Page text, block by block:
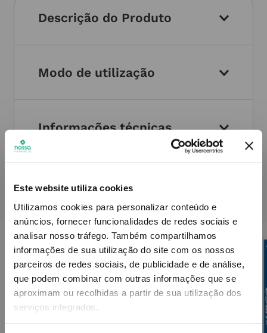
Este website utiliza cookies
Utilizamos cookies para personalizar conteúdo e
anúncios, fornecer funcionalidades de redes sociais e
analisar nosso tráfego. Também compartilhamos
informações de sua utilização do site com os nossos
parceiros de redes sociais, de publicidade e de análise,
que podem combinar com outras informações que se
aproximam ou recolhidas a partir de sua utilização dos
serviços integrados.
Descrição do Produto
Modo de utilização
Informações técnicas
PODERÁ TAMBÉM GOSTAR